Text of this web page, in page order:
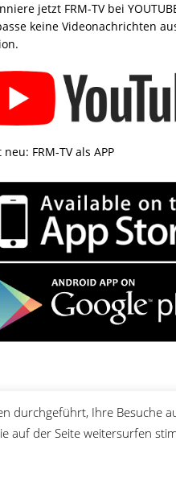
jetzt FRM-TV bei
keine Videonachrichten
neu: FRM-TV als APP
DATENSCHUTZ
durchgeführt, Ihre Besuche
auf der Seite weitersurfen